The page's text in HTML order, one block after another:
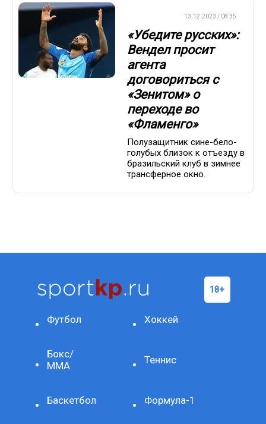
13.12.2023 / 08:35
«Убедите русских»:
Вендел просит
агента
договориться с
«Зенитом» о
переходе во
«Фламенго»
Полузащитник сине-бело-
голубых близок к отъезду в
бразильский клуб в зимнее
трансферное окно.
Футбол Хоккей
Бокс/
ММА
Теннис
Баскетбол Формула-1